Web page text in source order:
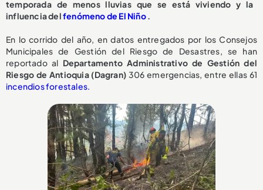
temporada de menos lluvias que se está viviendo y la
influencia delfenómeno de El Niño.
En lo corrido del año, en datos entregados por los Consejos
Municipales de Gestión del Riesgo de Desastres, se han
reportado al Departamento Administrativo de Gestión del
Riesgo de Antioquia (Dagran) 306 emergencias, entre ellas 61
incendios forestales.